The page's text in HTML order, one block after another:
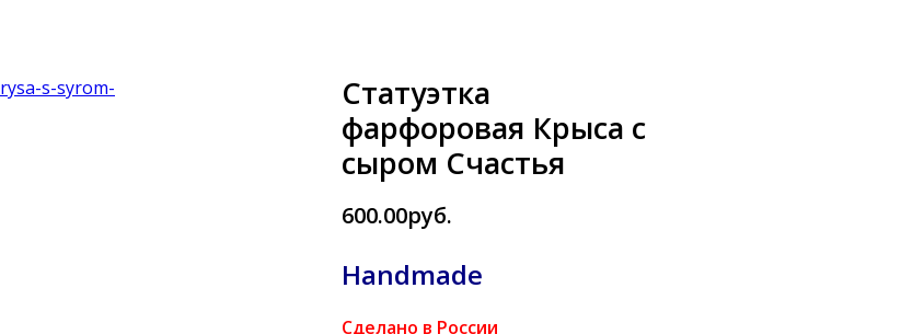
Статуэтка
фарфоровая Крыса с
сыром Счастья
600.00руб.
Handmade
Сделано в России